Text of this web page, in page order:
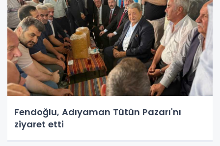
Fendoğlu, Adıyaman Tütün Pazarı'nı
ziyaret etti